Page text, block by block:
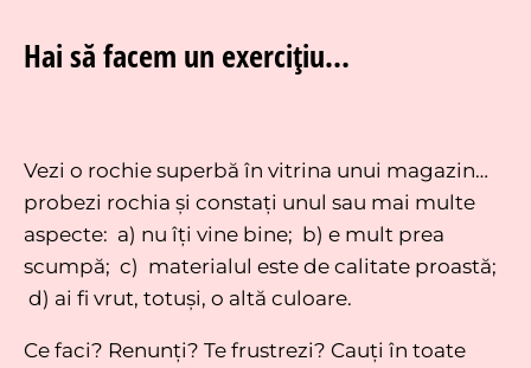
Hai să facem un exercițiu…
Vezi o rochie superbă în vitrina unui magazin…
probezi rochia și constați unul sau mai multe
aspecte: a) nu îți vine bine; b) e mult prea
scumpă; c) materialul este de calitate proastă;
d) ai fi vrut, totuși, o altă culoare.
Ce faci? Renunți? Te frustrezi? Cauți în toate